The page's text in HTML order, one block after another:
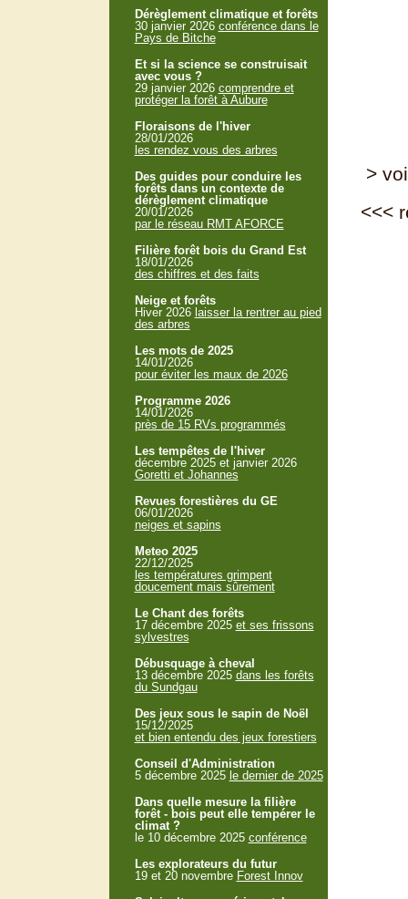
>
<<<
Dérèglement climatique et forêts
30 janvier 2026 conférence dans le
Pays de Bitche
Et si la science se construisait
avec vous ?
29 janvier 2026 comprendre et
protéger la forêt à Aubure
Floraisons de l'hiver
28/01/2026
les rendez vous des arbres
Des guides pour conduire les
forêts dans un contexte de
dérèglement climatique
20/01/2026
par le réseau RMT AFORCE
Filière forêt bois du Grand Est
18/01/2026
des chiffres et des faits
Neige et forêts
Hiver 2026 laisser la rentrer au pied
des arbres
Les mots de 2025
14/01/2026
pour éviter les maux de 2026
Programme 2026
14/01/2026
près de 15 RVs programmés
Les tempêtes de l'hiver
décembre 2025 et janvier 2026
Goretti et Johannes
Revues forestières du GE
06/01/2026
neiges et sapins
Meteo 2025
22/12/2025
les températures grimpent
doucement mais sûrement
Le Chant des forêts
17 décembre 2025 et ses frissons
sylvestres
Débusquage à cheval
13 décembre 2025 dans les forêts
du Sundgau
Des jeux sous le sapin de Noël
15/12/2025
et bien entendu des jeux forestiers
Conseil d'Administration
5 décembre 2025 le dernier de 2025
Dans quelle mesure la filière
forêt - bois peut elle tempérer le
climat ?
le 10 décembre 2025 conférence
Les explorateurs du futur
19 et 20 novembre Forest Innov